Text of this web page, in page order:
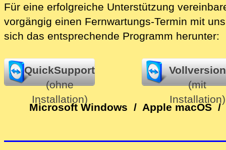
Für eine erfolgreiche Unterstützung
vorgängig einen Fernwartungs-Termin mit
sich das entsprechende Programm herunter:
QuickSupport
(ohne
Installation)
Vollversion
(mit
Installation)
Microsoft Windows /Apple macOS /